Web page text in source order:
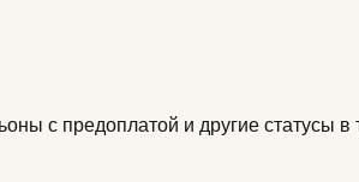
с предоплатой и другие статусы